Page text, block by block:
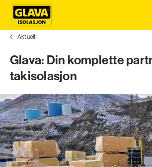
Aktuelt
Glava: Din komplette
takisolasjon